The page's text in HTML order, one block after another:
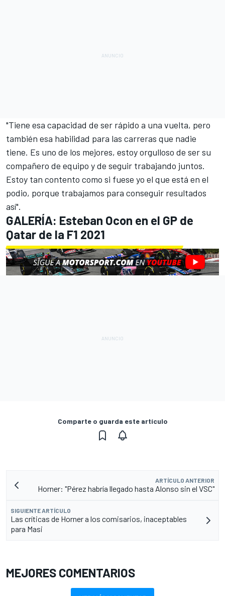
"Tiene esa capacidad de ser rápido a una vuelta, pero
también esa habilidad para las carreras que nadie
tiene. Es uno de los mejores, estoy orgulloso de ser su
compañero de equipo y de seguir trabajando juntos.
Estoy tan contento como si fuese yo el que está en el
podio, porque trabajamos para conseguir resultados
así".
GALERÍA: Esteban Ocon en el GP de
Qatar de la F1 2021
Comparte o guarda este artículo
ARTÍCULO ANTERIOR
Horner: "Pérez habría llegado hasta Alonso sin el VSC"
SIGUIENTE ARTÍCULO
Las críticas de Horner a los comisarios, inaceptables
para Masi
MEJORES COMENTARIOS